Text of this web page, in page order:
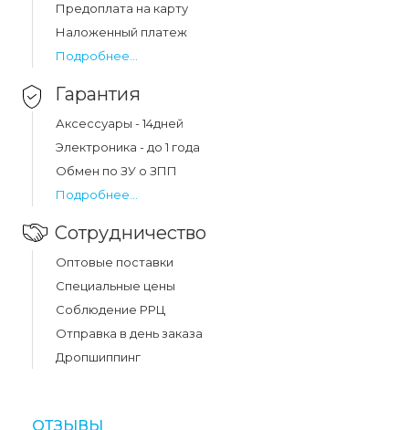
Предоплата на карту
Наложенный платеж
Подробнее...
Гарантия
Аксессуары - 14дней
Электроника - до 1 года
Обмен по ЗУ о ЗПП
Подробнее...
Сотрудничество
Оптовые поставки
Специальные цены
Соблюдение РРЦ
Отправка в день заказа
Дропшиппинг
ОТЗЫВЫ